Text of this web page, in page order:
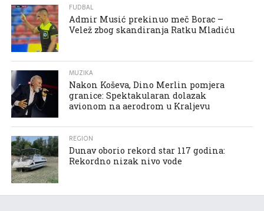
FUDBAL
Admir Musić prekinuo meč Borac –
Velež zbog skandiranja Ratku Mladiću
MUZIKA
Nakon Koševa, Dino Merlin pomjera
granice: Spektakularan dolazak
avionom na aerodrom u Kraljevu
REGION
Dunav oborio rekord star 117 godina:
Rekordno nizak nivo vode